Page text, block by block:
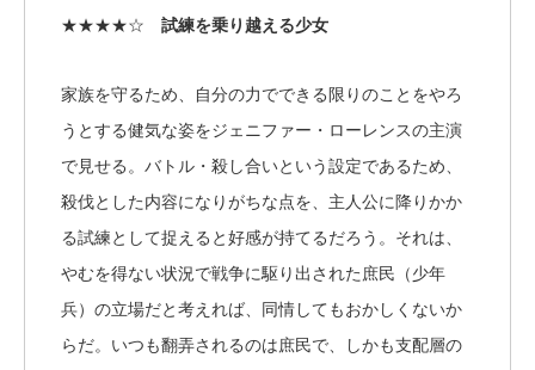
★★★★☆ 試練を乗り越える少女
家族を守るため、自分の力でできる限りのことをやろ
うとする健気な姿をジェニファー・ローレンスの主演
で見せる。バトル・殺し合いという設定であるため、
殺伐とした内容になりがちな点を、主人公に降りかか
る試練として捉えると好感が持てるだろう。それは、
やむを得ない状況で戦争に駆り出された庶民（少年
兵）の立場だと考えれば、同情してもおかしくないか
らだ。いつも翻弄されるのは庶民で、しかも支配層の